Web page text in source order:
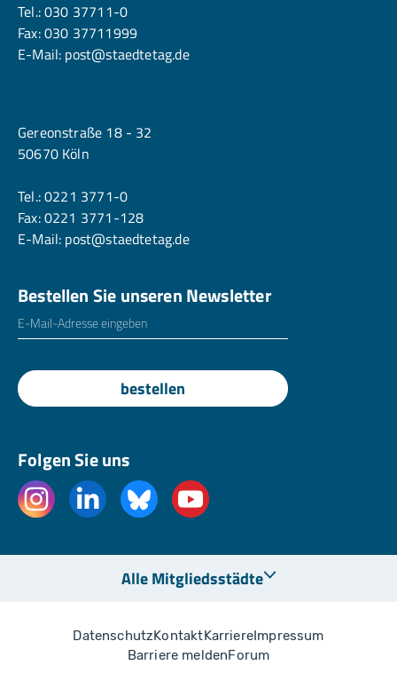
Tel.:030 37711-0
Fax: 030 37711999
E-Mail: post@staedtetag.de
Gereonstraße 18 - 32
50670 Köln
Tel.:0221 3771-0
Fax: 0221 3771-128
E-Mail: post@staedtetag.de
Bestellen Sie unseren Newsletter
E-Mailadresse
bestellen
Folgen Sie uns
Alle Mitgliedsstädte
DatenschutzKontaktKarriereImpressum
Barriere meldenForum